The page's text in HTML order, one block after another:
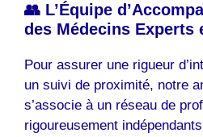
👥 L’Équipe
des Médecins Experts
Pour assurer une rigueur
un suivi de proximité, notre
s’associe à un réseau de
rigoureusement